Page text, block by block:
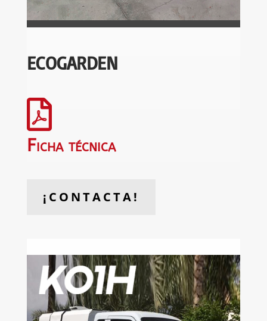
ECOGARDEN

Ficha técnica
¡CONTACTA!